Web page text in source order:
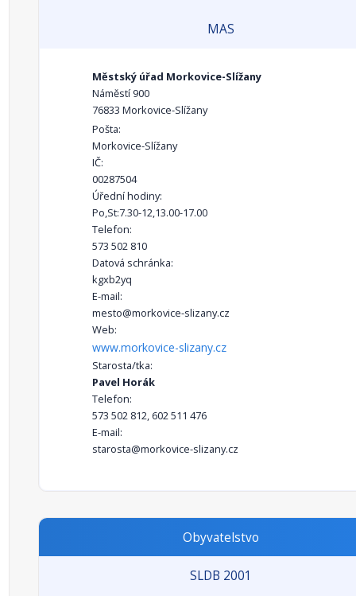
MAS
Městský úřad Morkovice-Slížany
Náměstí 900
76833 Morkovice-Slížany
Pošta:
Morkovice-Slížany
IČ:
00287504
Úřední hodiny:
Po,St:7.30-12,13.00-17.00
Telefon:
573 502 810
Datová schránka:
kgxb2yq
E-mail:
mesto@morkovice-slizany.cz
Web:
www.morkovice-slizany.cz
Starosta/tka:
Pavel Horák
Telefon:
573 502 812, 602 511 476
E-mail:
starosta@morkovice-slizany.cz
Obyvatelstvo
SLDB 2001